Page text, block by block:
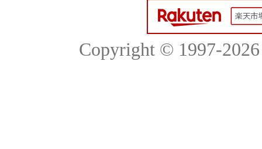
Copyright © 1997-